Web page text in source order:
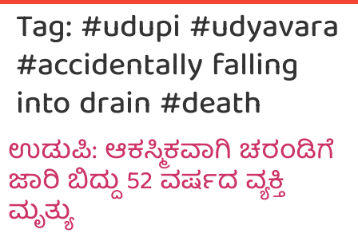
Tag:#udupi #udyavara
#accidentally falling
into drain #death
ಉಡುಪಿ: ಆಕಸ್ಮಿಕವಾಗಿ ಚರಂಡಿಗೆ
ಜಾರಿ ಬಿದ್ದು 52 ವರ್ಷದ ವ್ಯಕ್ತಿ
ಮೃತ್ಯು